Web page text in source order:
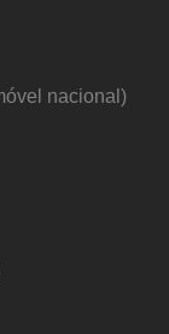
nacional)